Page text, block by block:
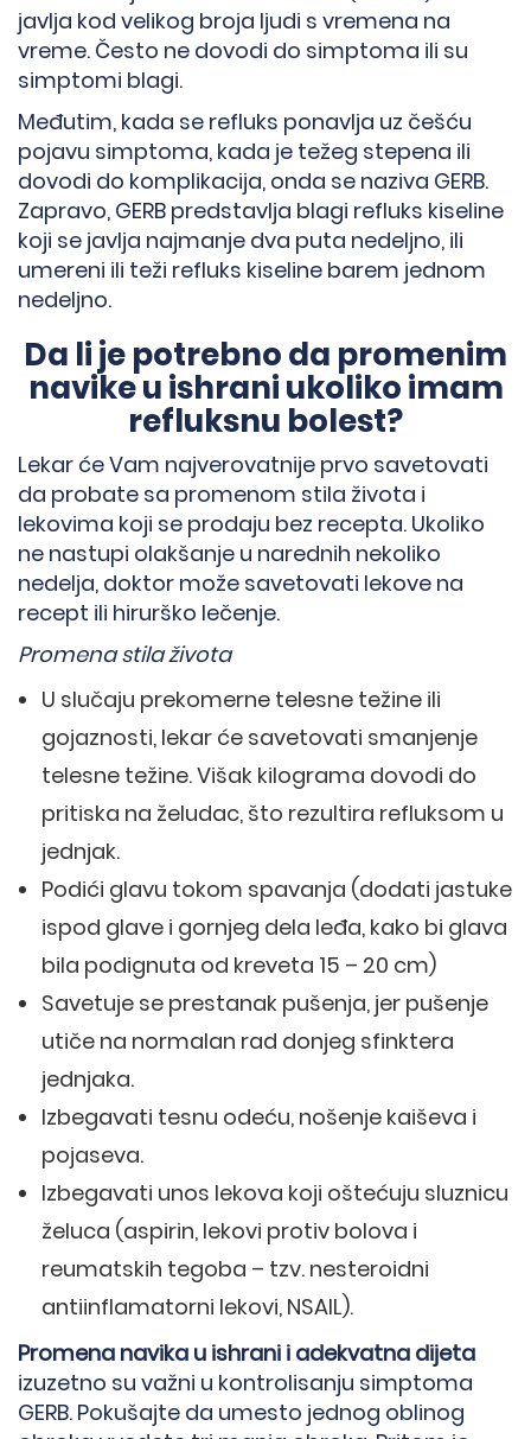
javlja kod velikog broja ljudi s vremena na
vreme. Često ne dovodi do simptoma ili su
simptomi blagi.
Međutim, kada se refluks ponavlja uz češću
pojavu simptoma, kada je težeg stepena ili
dovodi do komplikacija, onda se naziva GERB.
Zapravo, GERB predstavlja blagi refluks kiseline
koji se javlja najmanje dva puta nedeljno, ili
umereni ili teži refluks kiseline barem jednom
nedeljno.
Da li je potrebno da promenim
navike u ishrani ukoliko imam
refluksnu bolest?
Lekar će Vam najverovatnije prvo savetovati
da probate sa promenom stila života i
lekovima koji se prodaju bez recepta. Ukoliko
ne nastupi olakšanje u narednih nekoliko
nedelja, doktor može savetovati lekove na
recept ili hirurško lečenje.
Promena stila života
U slučaju prekomerne telesne težine ili
gojaznosti, lekar će savetovati smanjenje
telesne težine. Višak kilograma dovodi do
pritiska na želudac, što rezultira refluksom u
jednjak.
Podići glavu tokom spavanja (dodati jastuke
ispod glave i gornjeg dela leđa, kako bi glava
bila podignuta od kreveta 15 – 20 cm)
Savetuje se prestanak pušenja, jer pušenje
utiče na normalan rad donjeg sfinktera
jednjaka.
Izbegavati tesnu odeću, nošenje kaiševa i
pojaseva.
Izbegavati unos lekova koji oštećuju sluznicu
želuca (aspirin, lekovi protiv bolova i
reumatskih tegoba – tzv. nesteroidni
antiinflamatorni lekovi, NSAIL).
Promena navika u ishrani i adekvatna dijeta
izuzetno su važni u kontrolisanju simptoma
GERB. Pokušajte da umesto jednog oblinog